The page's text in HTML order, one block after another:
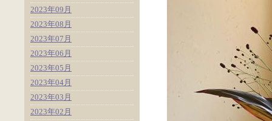
2023年09月
2023年08月
2023年07月
2023年06月
2023年05月
2023年04月
2023年03月
2023年02月